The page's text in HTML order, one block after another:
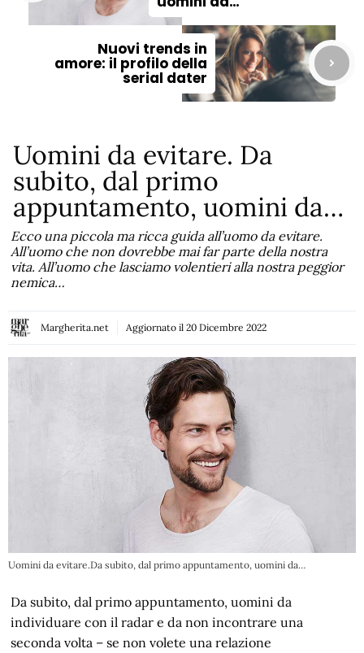
Nuovi trends in
amore: il profilo della
serial dater
Uomini da evitare. Da
subito, dal primo
appuntamento, uomini da…
Ecco una piccola ma ricca guida all’uomo da evitare.
All’uomo che non dovrebbe mai far parte della nostra
vita. All’uomo che lasciamo volentieri alla nostra peggior
nemica…
Margherita.net Aggiornato il 20 Dicembre 2022
Uomini da evitare.Da subito, dal primo appuntamento, uomini da…
Da subito, dal primo appuntamento, uomini da
individuare con il radar e da non incontrare una
seconda volta – se non volete una relazione